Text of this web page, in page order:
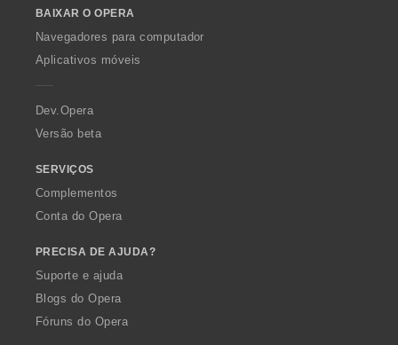
w
O
p
a
BAIXAR O OPERA
Navegadores para computador
Aplicativos móveis
Dev.Opera
Versão beta
SERVIÇOS
Complementos
Conta do Opera
PRECISA DE AJUDA?
Suporte e ajuda
Blogs do Opera
Fóruns do Opera